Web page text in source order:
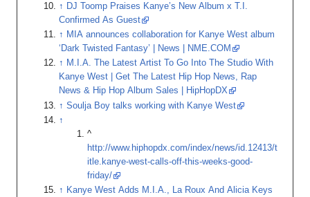
DJ Toomp Praises Kanye’s New Album x T.I.
Confirmed As Guest
MIA announces collaboration for Kanye West album
‘Dark Twisted Fantasy’ | News | NME.COM
M.I.A. The Latest Artist To Go Into The Studio With
Kanye West | Get The Latest Hip Hop News, Rap
News & Hip Hop Album Sales | HipHopDX
Soulja Boy talks working with Kanye West
^
http://www.hiphopdx.com/index/news/id.12413/t
itle.kanye-west-calls-off-this-weeks-good-
friday/
Kanye West Adds M.I.A., La Roux And Alicia Keys